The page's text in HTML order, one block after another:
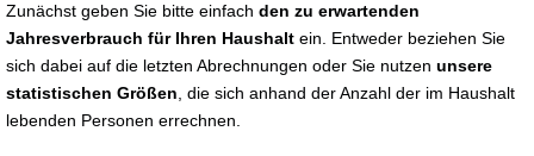
Zunächst geben Sie bitte einfach den zu erwartenden
Jahresverbrauch für Ihren Haushalt ein. Entweder beziehen Sie
sich dabei auf die letzten Abrechnungen oder Sie nutzen unsere
statistischen Größen , die sich anhand der Anzahl der im Haushalt
lebenden Personen errechnen.